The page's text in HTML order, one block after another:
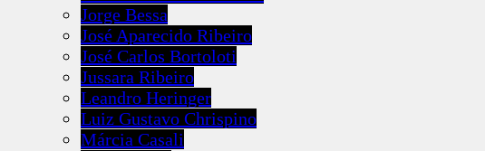
Jorge Bessa
José Aparecido Ribeiro
José Carlos Bortoloti
Jussara Ribeiro
Leandro Heringer
Luiz Gustavo Chrispino
Márcia Casali